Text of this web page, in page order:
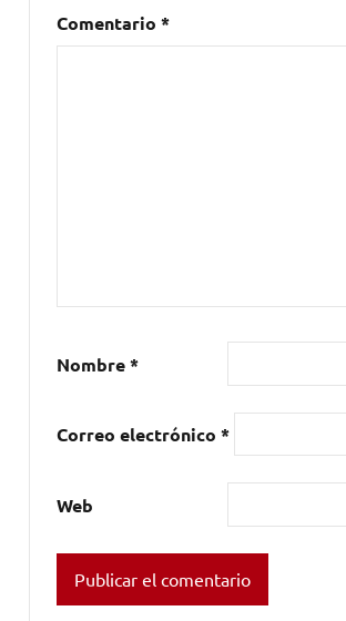
folk
LAS
DEL
3,
Sonorama
Rivera
Comentario *
Nombre*
Correo electrónico *
Web